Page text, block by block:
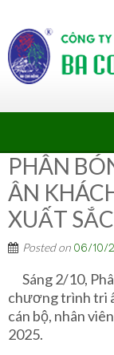
PHÂN
ÂN
XUẤT SẮC
Posted on 06/10/
Sáng 2/10,
chương trình tri
cán bộ, nhân
2025.